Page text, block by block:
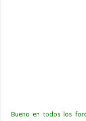
Bueno en todos los